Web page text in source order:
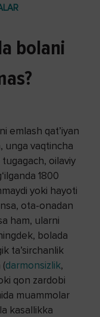
bolani
emlash qat’iyan
unga vaqtincha
oilaviy
1800
yoki hayoti
ota-onadan
ham, ularni
bolada
ta’sirchanlik
(darmonsizlik,
qon zardobi
muammolar
kasallikka